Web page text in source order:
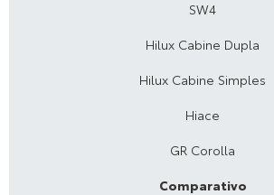
SW4
Hilux Cabine Dupla
Hilux Cabine Simples
Hiace
GR Corolla
Comparativo